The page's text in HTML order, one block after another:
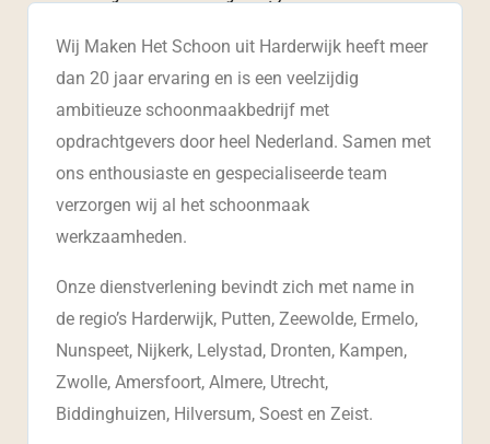
Wij Maken Het Schoon uit Harderwijk heeft meer
dan 20 jaar ervaring en is een veelzijdig
ambitieuze schoonmaakbedrijf met
opdrachtgevers door heel Nederland. Samen met
ons enthousiaste en gespecialiseerde team
verzorgen wij al het schoonmaak
werkzaamheden.
Onze dienstverlening bevindt zich met name in
de regio’s Harderwijk, Putten, Zeewolde, Ermelo,
Nunspeet, Nijkerk, Lelystad, Dronten, Kampen,
Zwolle, Amersfoort, Almere, Utrecht,
Biddinghuizen, Hilversum, Soest en Zeist.